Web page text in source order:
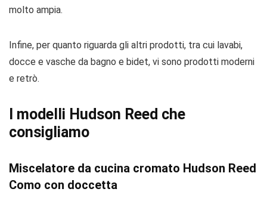
molto ampia.
Infine, per quanto riguarda gli altri prodotti, tra cui lavabi,
docce e vasche da bagno e bidet, vi sono prodotti moderni
e retrò.
I modelli Hudson Reed che
consigliamo
Miscelatore da cucina cromato Hudson Reed
Como con doccetta